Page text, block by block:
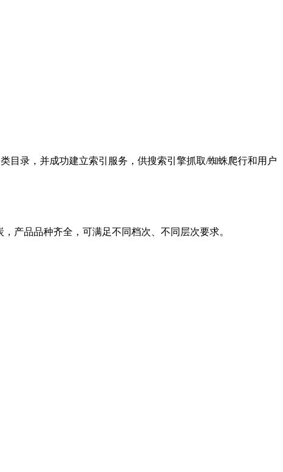
目录，并成功建立索引服务，供搜索引擎抓取/蜘蛛爬行和用户
产品品种齐全，可满足不同档次、不同层次要求。